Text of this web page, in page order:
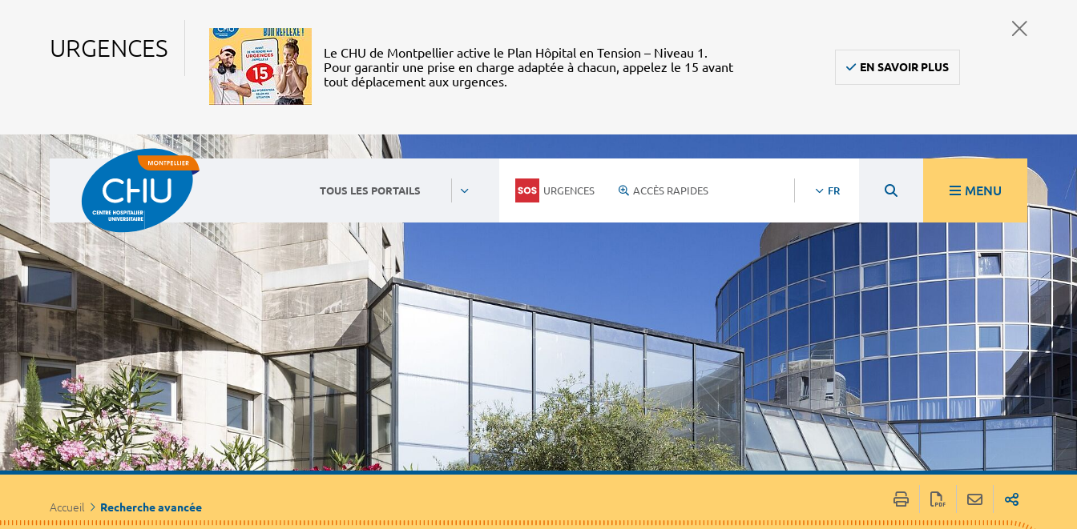
URGENCES
Le CHU de Montpellier active le Plan Hôpital en Tension – Niveau 1.
Pour garantir une prise en charge adaptée à chacun, appelez le 15 avant
tout déplacement aux urgences.
EN SAVOIR PLUS
TOUS LES PORTAILS URGENCES ACCÈS RAPIDES FR MENU
Accueil Recherche avancée